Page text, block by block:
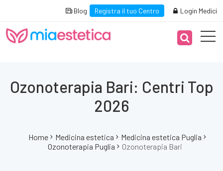
Blog Registra il tuo Centro Login Medici
Ozonoterapia Bari: Centri Top
2026
Home Medicina estetica
Medicina estetica Puglia
Ozonoterapia Puglia
Ozonoterapia Bari